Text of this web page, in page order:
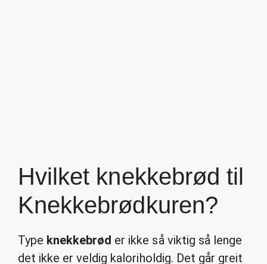
Hvilket knekkebrød til
Knekkebrødkuren?
Type knekkebrød er ikke så viktig så lenge
det ikke er veldig kaloriholdig. Det går greit